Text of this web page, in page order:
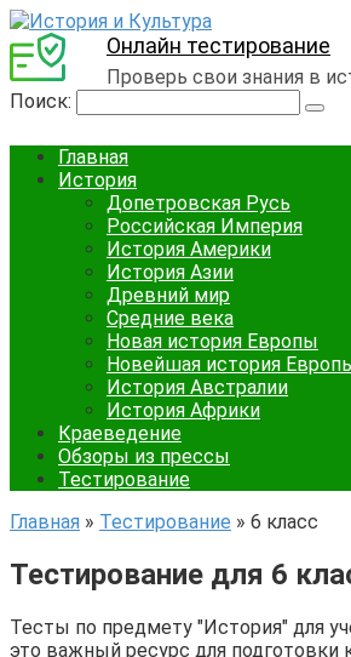
Онлайн тестирование
Проверь свои знания в
Поиск:
Главная
История
Допетровская Русь
Российская Империя
История Америки
История Азии
Древний мир
Средние века
Новая история Европы
Новейшая история
История Австралии
История Африки
Краеведение
Обзоры из прессы
Тестирование
Главная » Тестирование » 6 класс
Тестирование для 6
Тесты по предмету "История" для
это важный ресурс для подготовки